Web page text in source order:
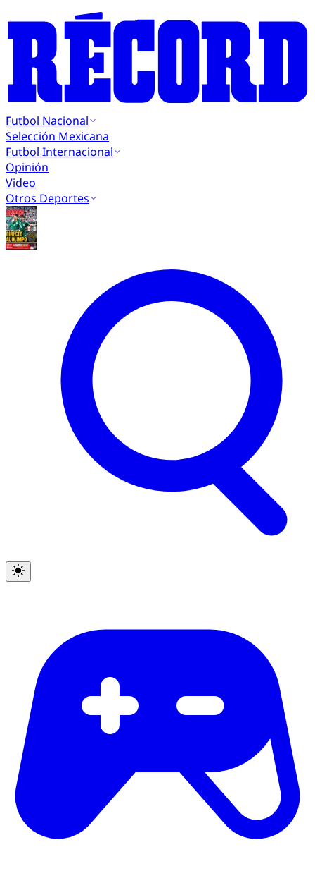
Futbol Nacional
Selección Mexicana
Futbol Internacional
Opinión
Video
Otros Deportes